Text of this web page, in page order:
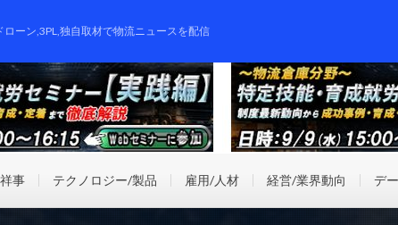
ーン,3PL,独自取材で物流ニュースを配信
事 テクノロジー/製品 雇用/人材 経営/業界動向 デ